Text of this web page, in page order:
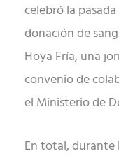
celebró la
donación de
Hoya Fría, una
convenio de
el Ministerio de
En total,